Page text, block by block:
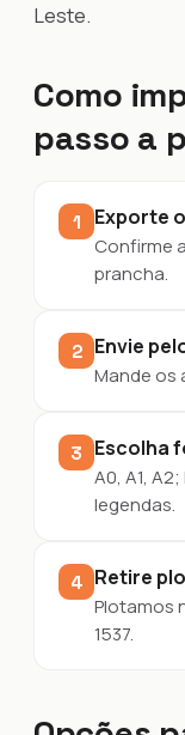
Leste.
Como
passo a
1 Exporte
Confirme
prancha.
2 Envie
Mande os
3 Escolha
A0, A1,
legendas.
4 Retire
Plotamos
1537.